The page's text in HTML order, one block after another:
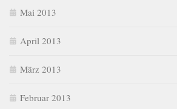
Mai 2013
April 2013
März 2013
Februar 2013